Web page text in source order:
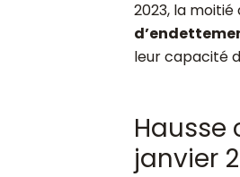
2023, la
leur capacité
Hausse
janvier